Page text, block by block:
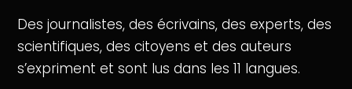
Des journalistes, des écrivains, des experts, des
scientifiques, des citoyens et des auteurs
s’expriment et sont lus dans les 11 langues.